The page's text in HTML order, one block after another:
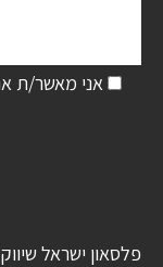
אני מאשר/ת
פלסאון ישראל